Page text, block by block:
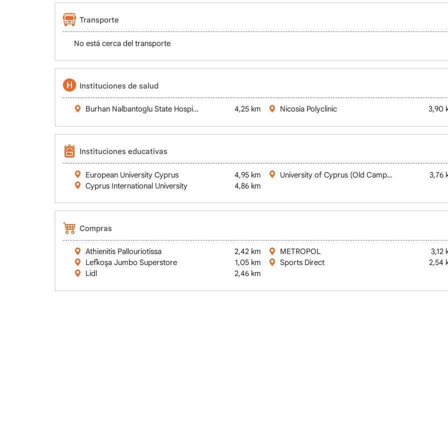
Transporte
No está cerca del transporte
Instituciones de salud
Burhan Nalbantoglu State Hospital 4,25 km Nicosia Polyclinic 3,90
Instituciones educativas
European University Cyprus
4,95 km
Cyprus International University
4,86 km
University of Cyprus (Old Campus) 3,76
Compras
Athienitis Pallouriotissa
2,42 km
Lefkoşa Jumbo Superstore
1,05 km
Lidl
2,46 km
METROPOL
3,12
Sports Direct
2,54